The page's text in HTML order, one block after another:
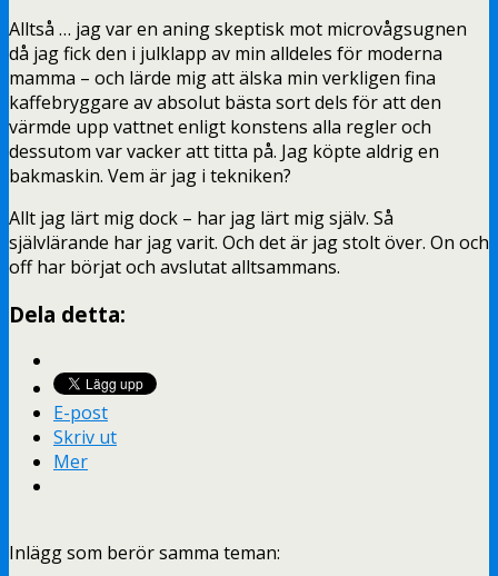
Alltså … jag var en aning skeptisk mot microvågsugnen
då jag fick den i julklapp av min alldeles för moderna
mamma – och lärde mig att älska min verkligen fina
kaffebryggare av absolut bästa sort dels för att den
värmde upp vattnet enligt konstens alla regler och
dessutom var vacker att titta på. Jag köpte aldrig en
bakmaskin. Vem är jag i tekniken?
Allt jag lärt mig dock – har jag lärt mig själv. Så
självlärande har jag varit. Och det är jag stolt över. On och
off har börjat och avslutat alltsammans.
Dela detta:
E-post
Skriv ut
Mer
Inlägg som berör samma teman: